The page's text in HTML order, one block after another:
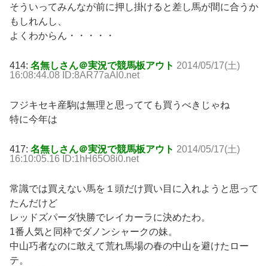
そういってみんなが前に押し掛けると差し馬が間に合うか
もしれんし、
よくわからん・・・・・
414: 名無しさん＠実況で競馬板アウト 2014/05/17(土)
16:08:44.08 ID:8AR77aAl0.net
フジキセキ産駒は無理と思ってても買うべきじゃね
特に今年は
417: 名無しさん＠実況で競馬板アウト 2014/05/17(土)
16:10:05.16 ID:1hH65O8i0.net
常識では買えない馬を１頭だけ買い目に入れようと思って
たんだけど
レッドズパーダ快勝でレイカーラに決めたわ。
1番人気と同枠でダノンシャークの妹。
中山巧者なのに敢えて荒れ馬場の春の中山を避けたロー
テ。